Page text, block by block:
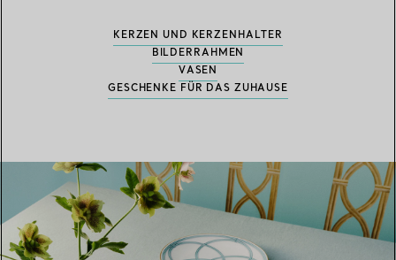
KERZEN UND KERZENHALTER
BILDERRAHMEN
VASEN
GESCHENKE FÜR DAS ZUHAUSE